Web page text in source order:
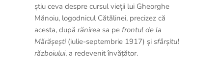
știu ceva despre cursul vieții lui Gheorghe
Mănoiu, logodnicul Cătălinei, precizez că
acesta, după rănirea sa pe frontul de la
Mărășești(iulie-septembrie 1917) și sfârșitul
războiului, a redevenit învățător.